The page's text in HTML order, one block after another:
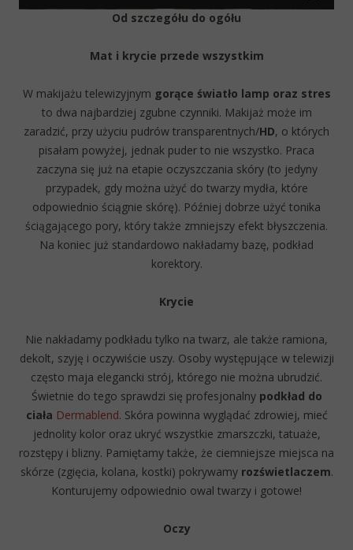
Od szczegółu do ogółu
Mat i krycie przede wszystkim
W makijażu telewizyjnym gorące światło lamp oraz stres
to dwa najbardziej zgubne czynniki. Makijaż może im
zaradzić, przy użyciu pudrów transparentnych/HD, o których
pisałam powyżej, jednak puder to nie wszystko. Praca
zaczyna się już na etapie oczyszczania skóry (to jedyny
przypadek, gdy można użyć do twarzy mydła, które
odpowiednio ściągnie skórę). Później dobrze użyć tonika
ściągającego pory, który także zmniejszy efekt błyszczenia.
Na koniec już standardowo nakładamy bazę, podkład
korektory.
Krycie
Nie nakładamy podkładu tylko na twarz, ale także ramiona,
dekolt, szyję i oczywiście uszy. Osoby występujące w telewizji
często maja elegancki strój, którego nie można ubrudzić.
Świetnie do tego sprawdzi się profesjonalny podkład do
ciała Dermablend. Skóra powinna wyglądać zdrowiej, mieć
jednolity kolor oraz ukryć wszystkie zmarszczki, tatuaże,
rozstępy i blizny. Pamiętamy także, że ciemniejsze miejsca na
skórze (zgięcia, kolana, kostki) pokrywamy rozświetlaczem.
Konturujemy odpowiednio owal twarzy i gotowe!
Oczy